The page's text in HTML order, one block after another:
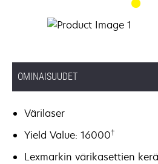
OMINAISUUDET
Värilaser
Yield Value: 16000†
Lexmarkin värikasettien